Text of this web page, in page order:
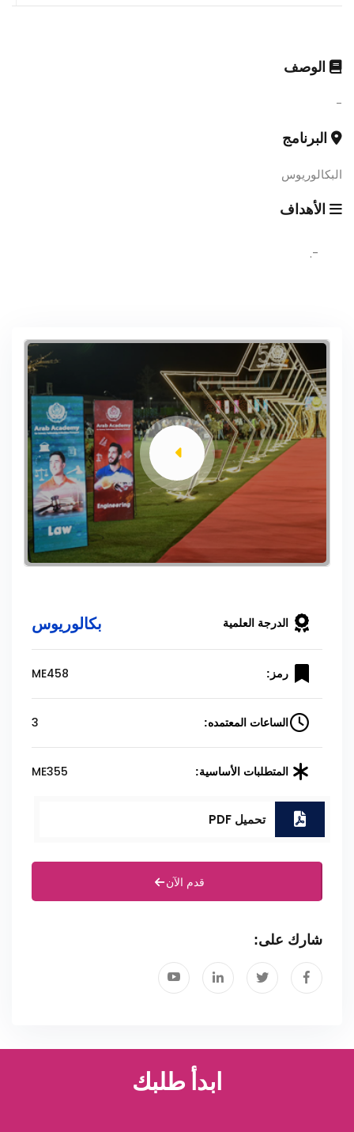
الوصف
-
البرنامج
البكالوريوس
الأهداف
-.
الدرجة العلمية بكالوريوس
رمز: ME458
الساعات المعتمده: 3
المتطلبات الأساسية: ME355
تحميل PDF
قدم الآن
شارك على:
ابدأ طلبك